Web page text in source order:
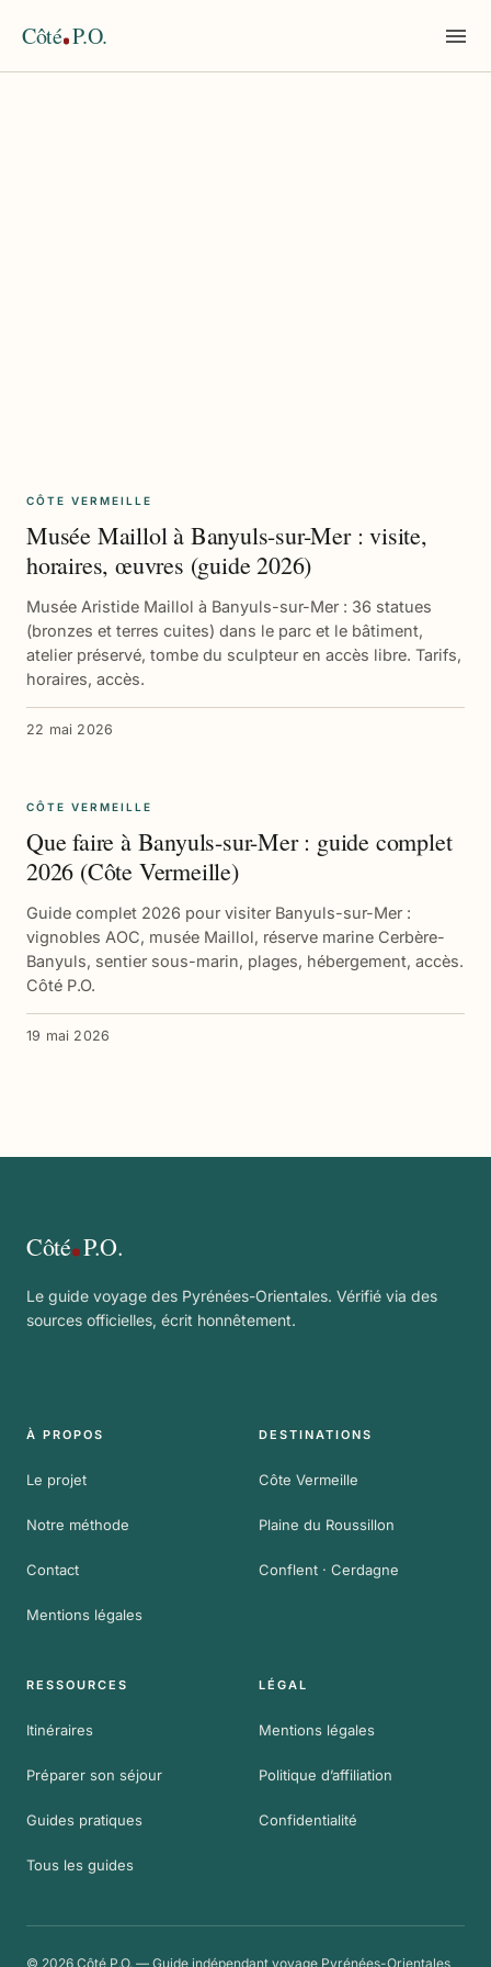
Côté P.O.
CÔTE VERMEILLE
Musée Maillol à Banyuls-sur-Mer : visite,
horaires, œuvres (guide 2026)
Musée Aristide Maillol à Banyuls-sur-Mer : 36 statues
(bronzes et terres cuites) dans le parc et le bâtiment,
atelier préservé, tombe du sculpteur en accès libre. Tarifs,
horaires, accès.
22 mai 2026
CÔTE VERMEILLE
Que faire à Banyuls-sur-Mer : guide complet
2026 (Côte Vermeille)
Guide complet 2026 pour visiter Banyuls-sur-Mer :
vignobles AOC, musée Maillol, réserve marine Cerbère-
Banyuls, sentier sous-marin, plages, hébergement, accès.
Côté P.O.
19 mai 2026
Côté P.O.
Le guide voyage des Pyrénées-Orientales. Vérifié via des
sources officielles, écrit honnêtement.
À PROPOS
Le projet
Notre méthode
Contact
Mentions légales
DESTINATIONS
Côte Vermeille
Plaine du Roussillon
Conflent · Cerdagne
RESSOURCES
Itinéraires
Préparer son séjour
Guides pratiques
Tous les guides
LÉGAL
Mentions légales
Politique d’affiliation
Confidentialité
© 2026 Côté P.O. — Guide indépendant voyage Pyrénées-Orientales